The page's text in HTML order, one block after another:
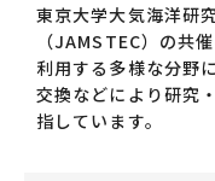
東京大学大気海洋研
（JAMSTEC）の共
利用する多様な分野
交換などにより研究
指しています。